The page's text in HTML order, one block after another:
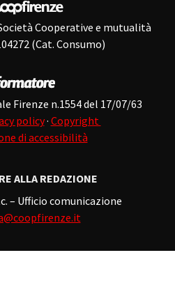
Cooperative e mutualità
(Cat. Consumo)
Firenze n.1554 del 17/07/63
policy· Copyright
di accessibilità
ALLA REDAZIONE
– Ufficio comunicazione